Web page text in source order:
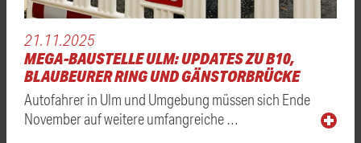
21.11.2025
MEGA-BAUSTELLE ULM: UPDATES ZU B10,
BLAUBEURER RING UND GÄNSTORBRÜCKE
Autofahrer in Ulm und Umgebung müssen sich Ende
November auf weitere umfangreiche …